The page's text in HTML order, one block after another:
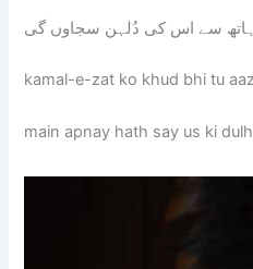
ہاتھ سے اس کی دُلہن سجاوں گی
kamal-e-zat ko khud bhi tu
main apnay hath say us ki